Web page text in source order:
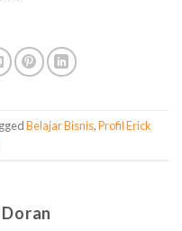
Belajar Bisnis,Profil Erick